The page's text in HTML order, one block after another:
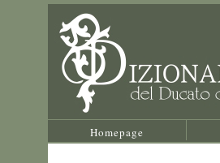
Homepage